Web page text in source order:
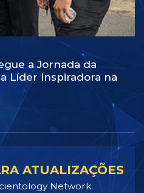
a Jornada da
Líder Inspiradora na
ATUALIZAÇÕES
Network.